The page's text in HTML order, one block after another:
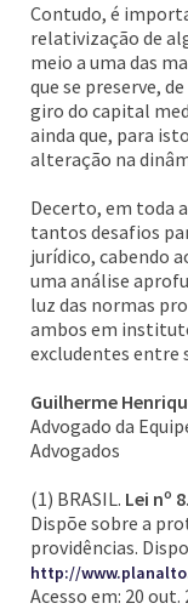
Contudo, é
relativização de
meio a uma das
que se preserve,
giro do capital
ainda que, para
alteração na
Decerto, em toda
tantos desafios
jurídico, cabendo
uma análise
luz das normas
ambos em
excludentes entre
Guilherme
Advogado da
Advogados
(1) BRASIL. Lei nº
Dispõe sobre a
providências.
http://
Acesso em: 20 out.